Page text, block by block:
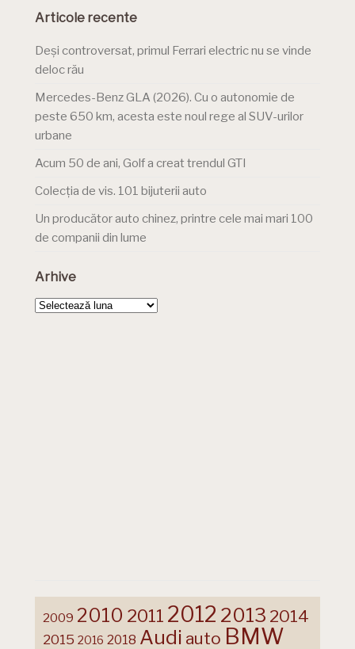
Articole recente
Deși controversat, primul Ferrari electric nu se vinde
deloc rău
Mercedes-Benz GLA (2026). Cu o autonomie de
peste 650 km, acesta este noul rege al SUV-urilor
urbane
Acum 50 de ani, Golf a creat trendul GTI
Colecția de vis. 101 bijuterii auto
Un producător auto chinez, printre cele mai mari 100
de companii din lume
Arhive
Arhive
2009 2010 2011 2012 2013 2014
2015 2016 2018 Audi auto BMW